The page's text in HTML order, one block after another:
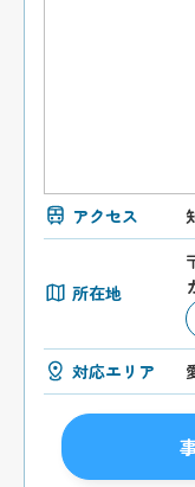
アクセス
所在地
対応エリア